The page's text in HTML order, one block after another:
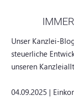
Unser Kanzlei-
steuerliche
unseren
04.09.2025 |